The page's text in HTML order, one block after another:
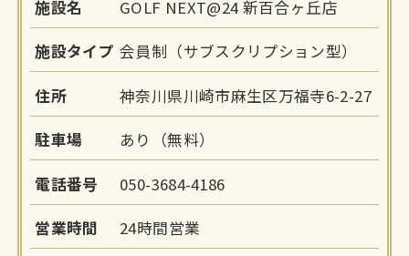
施設名 GOLF NEXT@24 新百合ヶ丘店
施設タイプ 会員制（サブスクリプション型）
住所 神奈川県川崎市麻生区万福寺6-2-27
駐車場 あり（無料）
電話番号 050-3684-4186
営業時間 24時間営業